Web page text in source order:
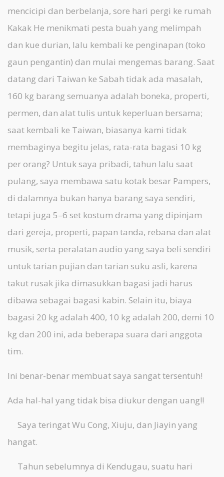
mencicipi dan berbelanja, sore hari pergi ke rumah
Kakak He menikmati pesta buah yang melimpah
dan kue durian, lalu kembali ke penginapan (toko
gaun pengantin) dan mulai mengemas barang. Saat
datang dari Taiwan ke Sabah tidak ada masalah,
160 kg barang semuanya adalah boneka, properti,
permen, dan alat tulis untuk keperluan bersama;
saat kembali ke Taiwan, biasanya kami tidak
membaginya begitu jelas, rata-rata bagasi 10 kg
per orang? Untuk saya pribadi, tahun lalu saat
pulang, saya membawa satu kotak besar Pampers,
di dalamnya bukan hanya barang saya sendiri,
tetapi juga 5–6 set kostum drama yang dipinjam
dari gereja, properti, papan tanda, rebana dan alat
musik, serta peralatan audio yang saya beli sendiri
untuk tarian pujian dan tarian suku asli, karena
takut rusak jika dimasukkan bagasi jadi harus
dibawa sebagai bagasi kabin. Selain itu, biaya
bagasi 20 kg adalah 400, 10 kg adalah 200, demi 10
kg dan 200 ini, ada beberapa suara dari anggota
tim.
Ini benar-benar membuat saya sangat tersentuh!
Ada hal-hal yang tidak bisa diukur dengan uang!!
Saya teringat Wu Cong, Xiuju, dan Jiayin yang
hangat.
Tahun sebelumnya di Kendugau, suatu hari